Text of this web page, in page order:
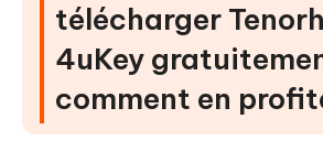
télécharger
4uKey
comment en